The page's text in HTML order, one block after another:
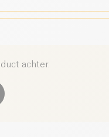
achter.